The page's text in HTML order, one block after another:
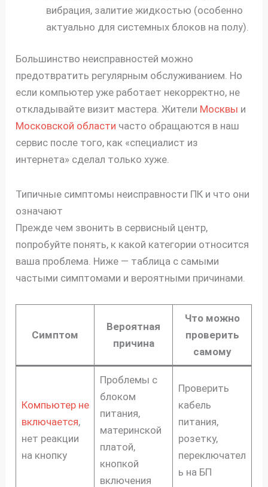
вибрация, залитие жидкостью (особенно
актуально для системных блоков на полу).
Большинство неисправностей можно
предотвратить регулярным обслуживанием. Но
если компьютер уже работает некорректно, не
откладывайте визит мастера. Жители Москвы и
Московской области часто обращаются в наш
сервис после того, как «специалист из
интернета» сделал только хуже.
Типичные симптомы неисправности ПК и что они
означают
Прежде чем звонить в сервисный центр,
попробуйте понять, к какой категории относится
ваша проблема. Ниже — таблица с самыми
частыми симптомами и вероятными причинами.
Симптом
Вероятная
причина
Что можно
проверить
самому
Компьютер не
включается,
нет реакции
на кнопку
Проблемы с
блоком
питания,
материнской
платой,
кнопкой
включения
Проверить
кабель
питания,
розетку,
переключател
ь на БП